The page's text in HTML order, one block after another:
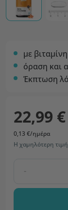
με
όραση και
Έκπτωση
22,99 €
0,13 €/ημέρα
Η χαμηλότερη
-